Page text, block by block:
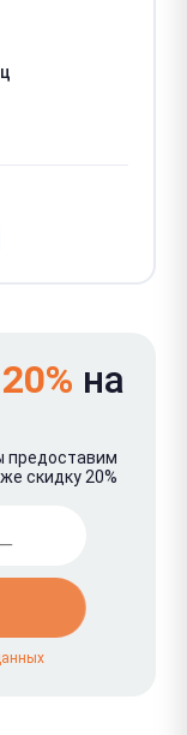
на
предоставим
скидку 20%